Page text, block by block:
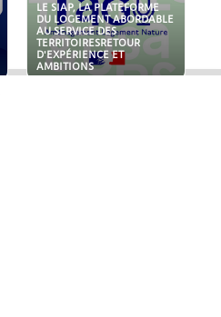
LE SIAP, LA PLATEFORME
DU LOGEMENT ABORDABLE
AU SERVICE DES
TERRITOIRESRETOUR
D'EXPÉRIENCE ET
AMBITIONS